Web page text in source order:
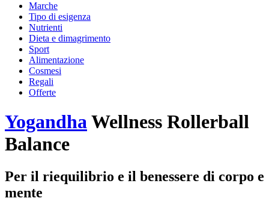
Marche
Tipo di esigenza
Nutrienti
Dieta e dimagrimento
Sport
Alimentazione
Cosmesi
Regali
Offerte
YogandhaWellness Rollerball
Balance
Per il riequilibrio e il benessere di corpo e
mente